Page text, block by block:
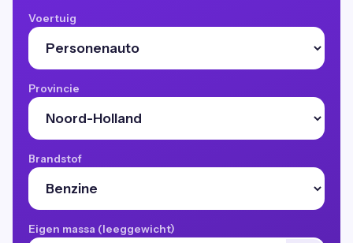
Voertuig
Provincie
Brandstof
Eigen massa (leeggewicht)